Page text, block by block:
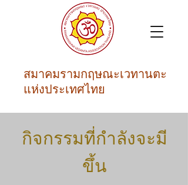
สมาคมรามกฤษณะเวทานตะ
แห่งประเทศไทย
กิจกรรมที่กำลังจะมี
ขึ้น